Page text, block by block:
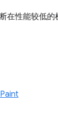
在性能较低